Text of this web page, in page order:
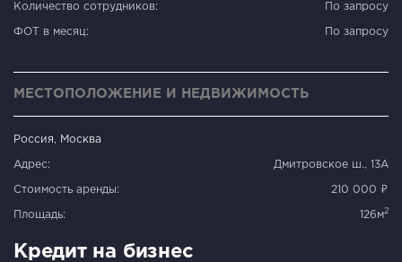
Количество сотрудников: По запросу
ФОТ в месяц: По запросу
МЕСТОПОЛОЖЕНИЕ И НЕДВИЖИМОСТЬ
Россия, Москва
Адрес: Дмитровское ш., 13А
Стоимость аренды: 210 000 ₽
Площадь: 126м2
Кредит на бизнес